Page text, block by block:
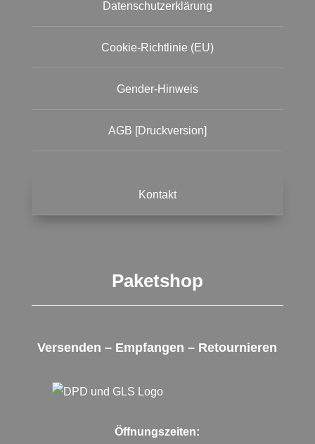
Datenschutzerklärung
Cookie-Richtlinie (EU)
Gender-Hinweis
AGB [Druckversion]
Kontakt
Paketshop
Versenden – Empfangen – Retournieren
Öffnungszeiten: